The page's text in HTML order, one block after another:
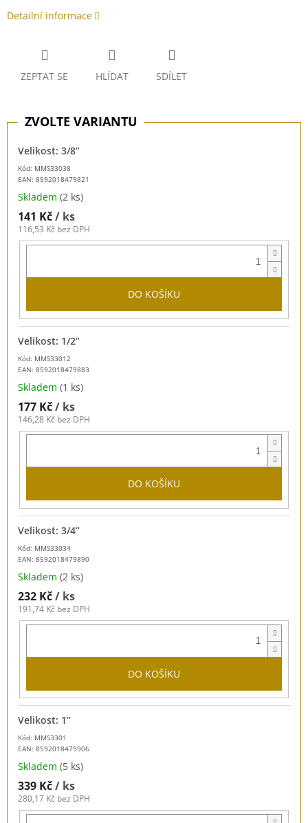
Detailní informace
ZEPTAT SE HLÍDAT SDÍLET
Kód: MMS33038
EAN: 8592018479821
Velikost: 3/8”
Skladem (2 ks)
141 Kč/ ks
116,53 Kč bez DPH
DO KOŠÍKU
Kód: MMS33012
EAN: 8592018479883
Velikost: 1/2”
Skladem (1 ks)
177 Kč/ ks
146,28 Kč bez DPH
DO KOŠÍKU
Kód: MMS33034
EAN: 8592018479890
Velikost: 3/4”
Skladem (2 ks)
232 Kč/ ks
191,74 Kč bez DPH
DO KOŠÍKU
Kód: MMS3301
EAN: 8592018479906
Velikost: 1”
Skladem (5 ks)
339 Kč/ ks
280,17 Kč bez DPH